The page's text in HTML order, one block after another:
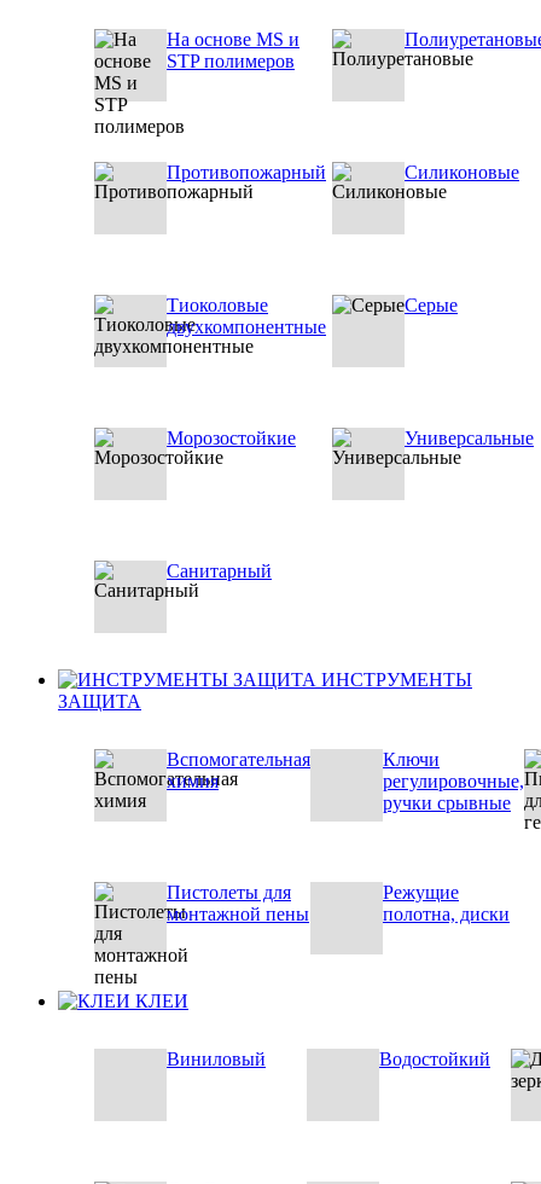
На основе MS и
STP полимеров
Противопожарный Силиконовые
Тиоколовые
двухкомпонентные
Серые
Морозостойкие Универсальные
Санитарный
ИНСТРУМЕНТЫ
ЗАЩИТА
Вспомогательная
химия
Ключи
регулировочные,
ручки срывные
Пистолеты для
монтажной пены
Режущие
полотна, диски
КЛЕИ
Виниловый Водостойкий